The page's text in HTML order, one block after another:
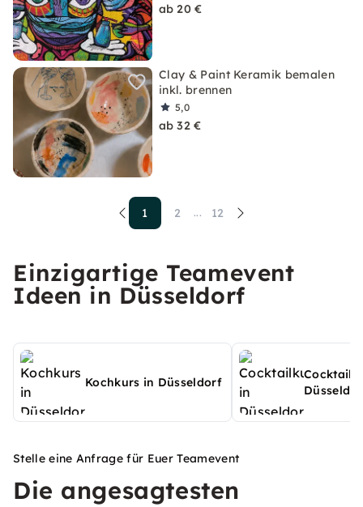
ab 20 €
Clay & Paint Keramik bemalen
inkl. brennen
5,0
ab 32 €
1 2 ... 12
Einzigartige Teamevent
Ideen in Düsseldorf
Kochkurs in Düsseldorf
Stelle eine Anfrage für Euer Teamevent
Die angesagtesten